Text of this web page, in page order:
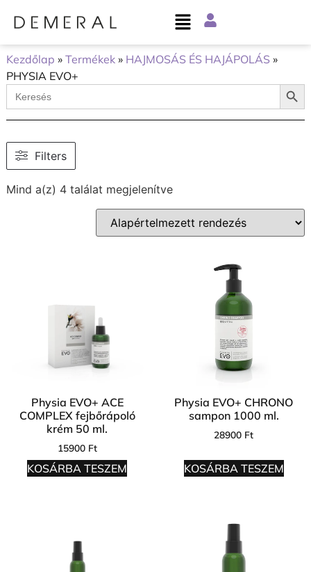
Kezdőlap » Termékek» HAJMOSÁS ÉS HAJÁPOLÁS »
PHYSIA EVO+
Search
for:
Filters
Mind a(z) 4 találat megjelenítve
Physia EVO+ ACE
COMPLEX fejbőrápoló
krém 50 ml.
15900 Ft
KOSÁRBA TESZEM
Physia EVO+ CHRONO
sampon 1000 ml.
28900 Ft
KOSÁRBA TESZEM